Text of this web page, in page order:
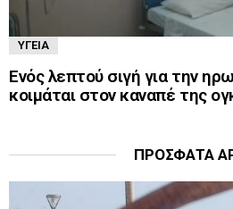
ΥΓΕΊΑ
Ενός λεπτού σιγή για την
κοιμάται στον καναπέ της
ΠΡΌΣΦΑΤΑ